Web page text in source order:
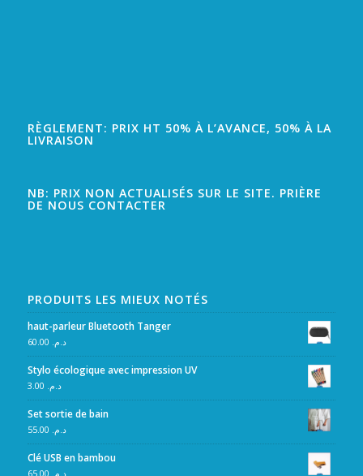
RÈGLEMENT: PRIX HT 50% À L’AVANCE, 50% À LA
LIVRAISON
NB: PRIX NON ACTUALISÉS SUR LE SITE. PRIÈRE
DE NOUS CONTACTER
PRODUITS LES MIEUX NOTÉS
haut-parleur Bluetooth Tanger
د.م.
Stylo écologique avec impression UV
د.م.
Set sortie de bain
د.م.
Clé USB en bambou
د.م.